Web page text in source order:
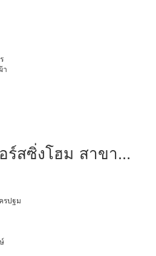
า
ร์สซิ่งโฮม สาขา
รปฐม